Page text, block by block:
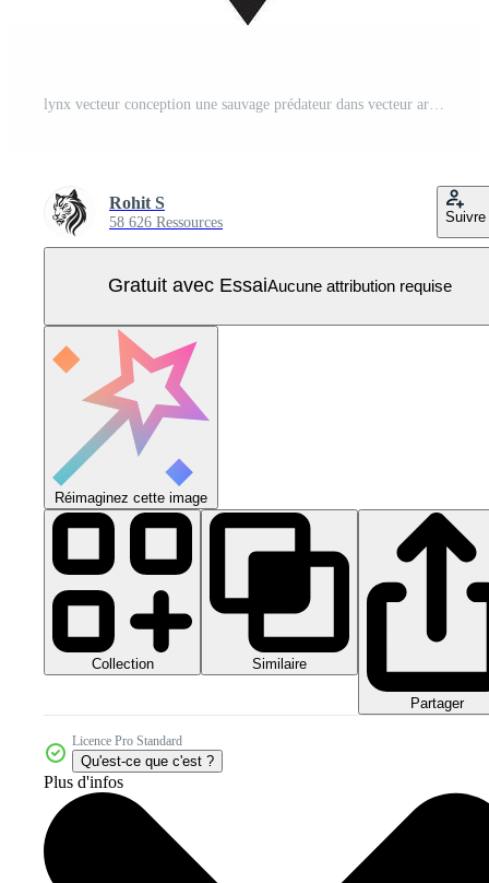
Rohit S
58 626 Ressources Suivre
Gratuit avec EssaiAucune attribution requise
Réimaginez cette image
Collection Similaire
Partager
Licence Pro Standard
Qu'est-ce que c'est ?
Plus d'infos